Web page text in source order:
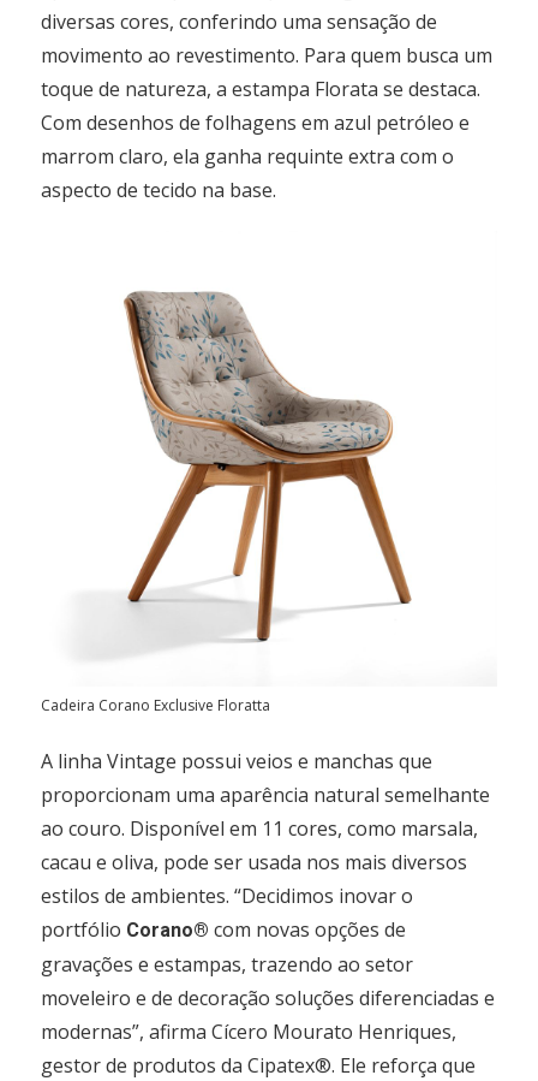
diversas cores, conferindo uma sensação de
movimento ao revestimento. Para quem busca um
toque de natureza, a estampa Florata se destaca.
Com desenhos de folhagens em azul petróleo e
marrom claro, ela ganha requinte extra com o
aspecto de tecido na base.
Cadeira Corano Exclusive Floratta
A linha Vintage possui veios e manchas que
proporcionam uma aparência natural semelhante
ao couro. Disponível em 11 cores, como marsala,
cacau e oliva, pode ser usada nos mais diversos
estilos de ambientes. “Decidimos inovar o
portfólio Corano® com novas opções de
gravações e estampas, trazendo ao setor
moveleiro e de decoração soluções diferenciadas e
modernas”, afirma Cícero Mourato Henriques,
gestor de produtos da Cipatex®. Ele reforça que